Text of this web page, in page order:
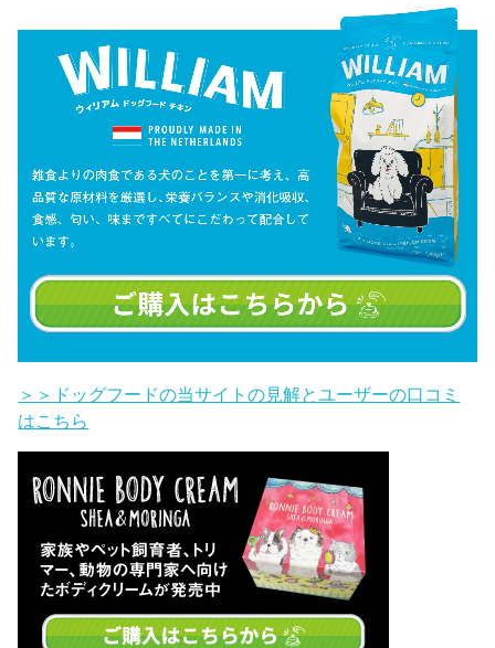
＞＞ドッグフードの当サイトの見解とユーザーの口コミ
はこちら